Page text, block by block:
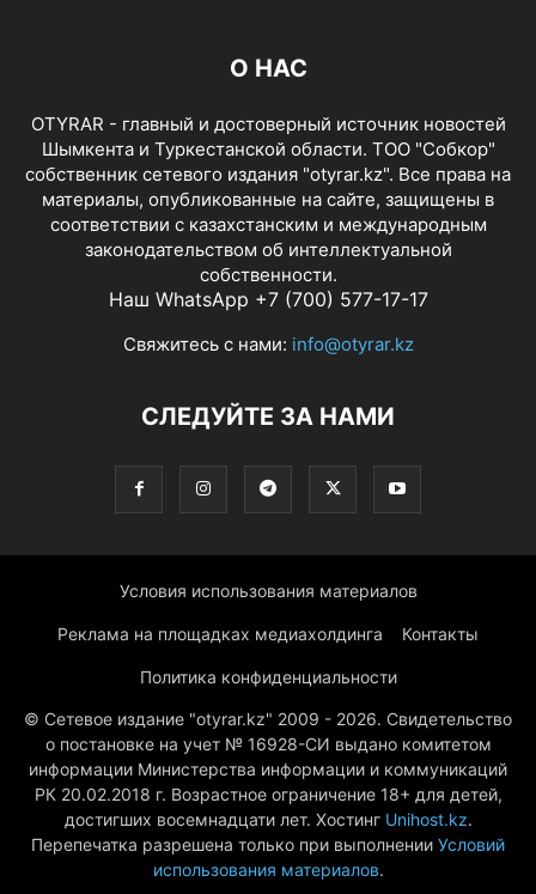
О НАС
OTYRAR - главный и достоверный источник новостей
Шымкента и Туркестанской области. ТОО "Собкор"
собственник сетевого издания "otyrar.kz". Все права на
материалы, опубликованные на сайте, защищены в
соответствии с казахстанским и международным
законодательством об интеллектуальной
собственности.
Наш WhatsApp +7 (700) 577-17-17
Свяжитесь с нами: info@otyrar.kz
СЛЕДУЙТЕ ЗА НАМИ
Условия использования материалов
Реклама на площадках медиахолдинга Контакты
Политика конфиденциальности
© Сетевое издание "otyrar.kz" 2009 - 2026. Свидетельство
о постановке на учет № 16928-СИ выдано комитетом
информации Министерства информации и коммуникаций
РК 20.02.2018 г. Возрастное ограничение 18+ для детей,
достигших восемнадцати лет. Хостинг Unihost.kz.
Перепечатка разрешена только при выполнении Условий
использования материалов.